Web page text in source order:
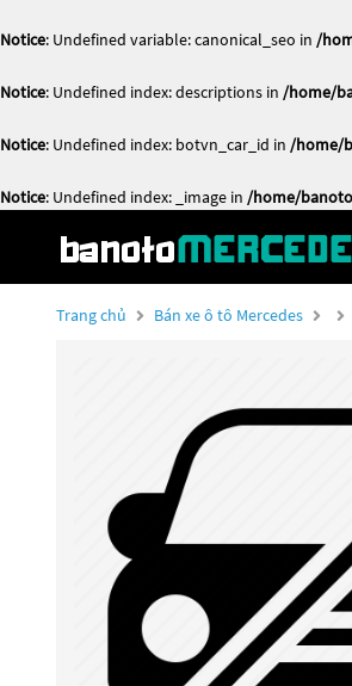
Notice: Undefined variable: canonical_seo in /
Notice: Undefined index: descriptions in /home/
Notice: Undefined index: botvn_car_id in /home/
Notice: Undefined index: _image in /home/
Trang chủ Bán xe ô tô Mercedes